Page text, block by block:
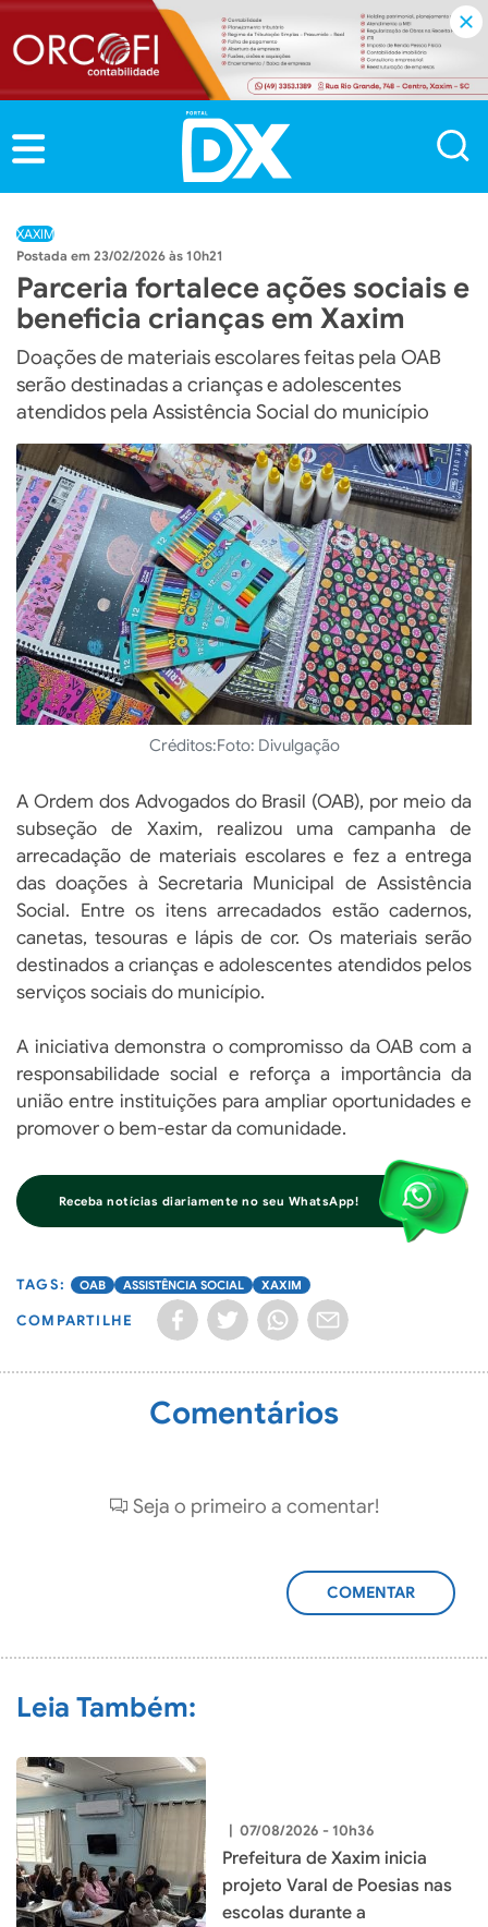
XAXIM
23/02/2026 às 10h21
Parceria fortalece ações sociais e
beneficia crianças em Xaxim
Doações de materiais escolares feitas pela OAB
serão destinadas a crianças e adolescentes
atendidos pela Assistência Social do município
Créditos:Foto: Divulgação
A Ordem dos Advogados do Brasil (OAB), por meio da
subseção de Xaxim, realizou uma campanha de
arrecadação de materiais escolares e fez a entrega
das doações à Secretaria Municipal de Assistência
Social. Entre os itens arrecadados estão cadernos,
canetas, tesouras e lápis de cor. Os materiais serão
destinados a crianças e adolescentes atendidos pelos
serviços sociais do município.
A iniciativa demonstra o compromisso da OAB com a
responsabilidade social e reforça a importância da
união entre instituições para ampliar oportunidades e
promover o bem-estar da comunidade.
Receba notícias diariamente no seu WhatsApp!
OAB ASSISTÊNCIA SOCIAL XAXIM
COMPARTILHE
Comentários
Seja o primeiro a comentar!
ADICIONAR
Leia Também:
| 07/08/2026 - 10h36
Prefeitura de Xaxim inicia
projeto Varal de Poesias nas
escolas durante a